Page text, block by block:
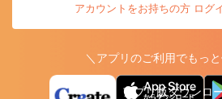
アカウントをお持ちの方 ログ
＼アプリのご利用でもっ
アプリ版ダウンロ